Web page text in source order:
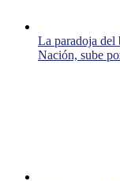
La paradoja del
Nación, sube